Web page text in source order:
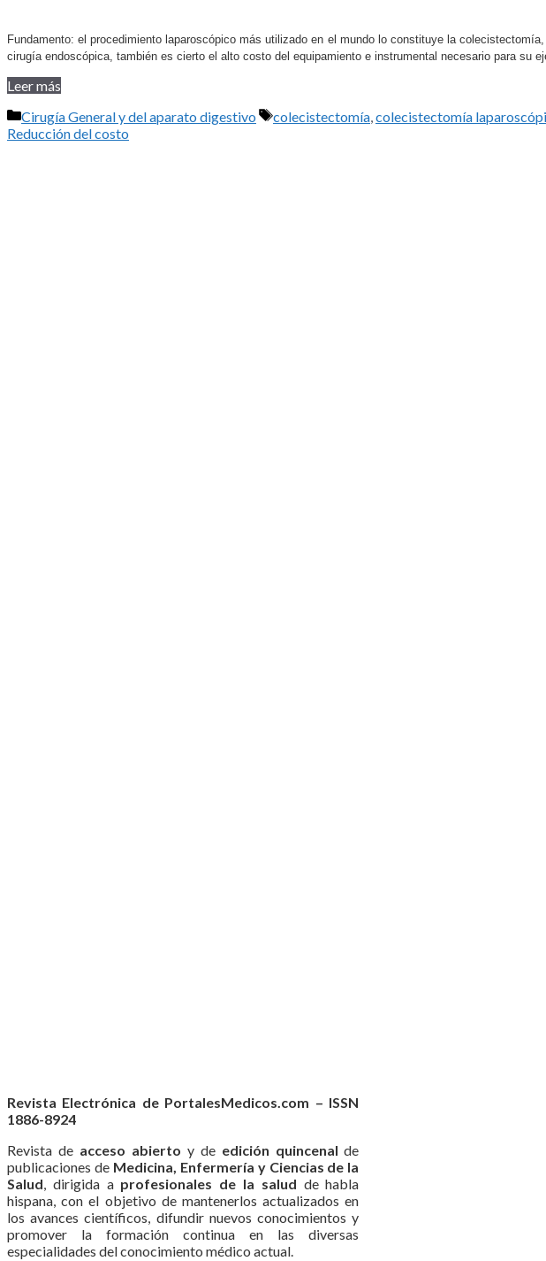
Fundamento: el procedimiento laparoscópico más utilizado en el mundo lo constituye la
cirugía endoscópica, también es cierto el alto costo del equipamiento e instrumental necesario para su
Leer más
Categorías
Cirugía General y del aparato digestivo Etiquetas
colecistectomía,colecistectomía
Reducción del costo
Revista Electrónica de PortalesMedicos.com – ISSN
1886-8924
Revista de acceso abierto y de edición quincenal de
publicaciones de Medicina, Enfermería y Ciencias de la
Salud, dirigida a profesionales de la salud de habla
hispana, con el objetivo de mantenerlos actualizados en
los avances científicos, difundir nuevos conocimientos y
promover la formación continua en las diversas
especialidades del conocimiento médico actual.